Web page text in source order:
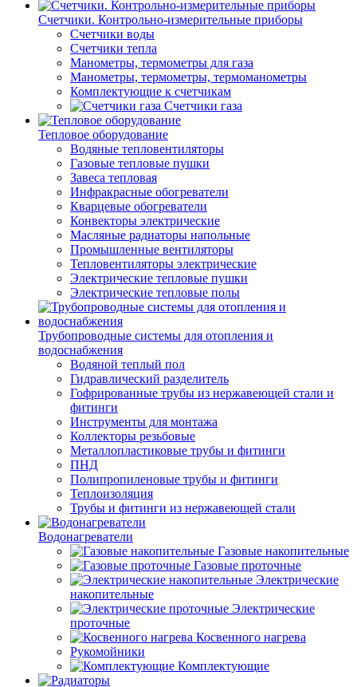
Счетчики. Контрольно-измерительные приборы
Счетчики воды
Счетчики тепла
Манометры, термометры для газа
Манометры, термометры, термоманометры
Комплектующие к счетчикам
Счетчики газа
Тепловое оборудование
Водяные тепловентиляторы
Газовые тепловые пушки
Завеса тепловая
Инфракрасные обогреватели
Кварцевые обогреватели
Конвекторы электрические
Масляные радиаторы напольные
Промышленные вентиляторы
Тепловентиляторы электрические
Электрические тепловые пушки
Электрические тепловые полы
Трубопроводные системы для отопления и
водоснабжения
Водяной теплый пол
Гидравлический разделитель
Гофрированные трубы из нержавеющей стали и
фитинги
Инструменты для монтажа
Коллекторы резьбовые
Металлопластиковые трубы и фитинги
ПНД
Полипропиленовые трубы и фитинги
Теплоизоляция
Трубы и фитинги из нержавеющей стали
Водонагреватели
Газовые накопительные
Газовые проточные
Электрические
накопительные
Электрические
проточные
Косвенного нагрева
Рукомойники
Комплектующие